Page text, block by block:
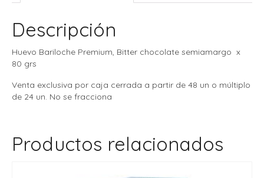
Descripción
Huevo Bariloche Premium, Bitter chocolate semiamargo x
80 grs
Venta exclusiva por caja cerrada a partir de 48 un o múltiplo
de 24 un. No se fracciona
Productos relacionados